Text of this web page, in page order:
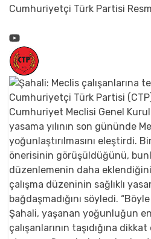
Cumhuriyetçi Türk Partisi